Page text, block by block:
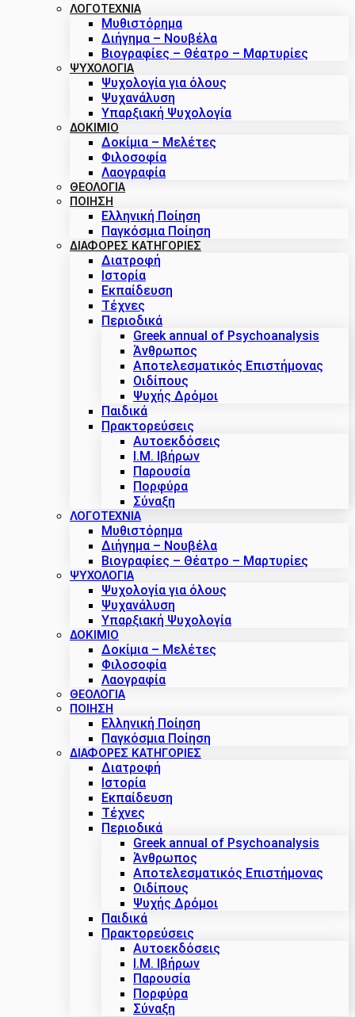
ΛΟΓΟΤΕΧΝΙΑ
Μυθιστόρημα
Διήγημα – Νουβέλα
Βιογραφίες – Θέατρο – Μαρτυρίες
ΨΥΧΟΛΟΓΙΑ
Ψυχολογία για όλους
Ψυχανάλυση
Υπαρξιακή Ψυχολογία
ΔΟΚΊΜΙΟ
Δοκίμια – Μελέτες
Φιλοσοφία
Λαογραφία
ΘΕΟΛΟΓΙΑ
ΠΟΙΗΣΗ
Ελληνική Ποίηση
Παγκόσμια Ποίηση
ΔΙΑΦΟΡΕΣ ΚΑΤΗΓΟΡΙΕΣ
Διατροφή
Ιστορία
Εκπαίδευση
Τέχνες
Περιοδικά
Greek annual of Psychoanalysis
Άνθρωπος
Αποτελεσματικός Επιστήμονας
Οιδίπους
Ψυχής Δρόμοι
Παιδικά
Πρακτoρεύσεις
Αυτοεκδόσεις
Ι.Μ. Ιβήρων
Παρουσία
Πορφύρα
Σύναξη
ΛΟΓΟΤΕΧΝΙΑ
Μυθιστόρημα
Διήγημα – Νουβέλα
Βιογραφίες – Θέατρο – Μαρτυρίες
ΨΥΧΟΛΟΓΙΑ
Ψυχολογία για όλους
Ψυχανάλυση
Υπαρξιακή Ψυχολογία
ΔΟΚΊΜΙΟ
Δοκίμια – Μελέτες
Φιλοσοφία
Λαογραφία
ΘΕΟΛΟΓΙΑ
ΠΟΙΗΣΗ
Ελληνική Ποίηση
Παγκόσμια Ποίηση
ΔΙΑΦΟΡΕΣ ΚΑΤΗΓΟΡΙΕΣ
Διατροφή
Ιστορία
Εκπαίδευση
Τέχνες
Περιοδικά
Greek annual of Psychoanalysis
Άνθρωπος
Αποτελεσματικός Επιστήμονας
Οιδίπους
Ψυχής Δρόμοι
Παιδικά
Πρακτoρεύσεις
Αυτοεκδόσεις
Ι.Μ. Ιβήρων
Παρουσία
Πορφύρα
Σύναξη